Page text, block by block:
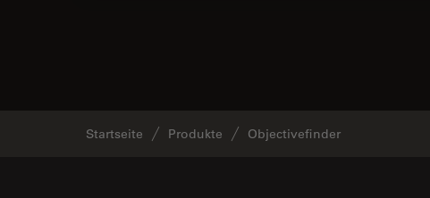
Startseite Produkte Objectivefinder